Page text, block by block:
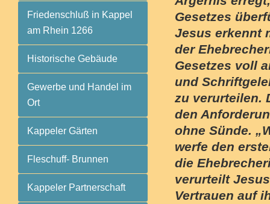
Friedenschluß in Kappel
am Rhein 1266
Historische Gebäude
Gewerbe und Handel im
Ort
Kappeler Gärten
Fleschuff- Brunnen
Kappeler Partnerschaft
Gesetzes
Jesus erkennt
der
Gesetzes voll
und
zu verurteilen.
den
ohne Sünde.
werfe den
die
verurteilt
Vertrauen auf